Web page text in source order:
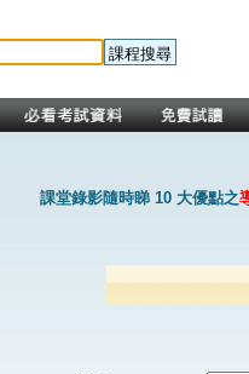
課堂錄影隨時睇 10 大優點之